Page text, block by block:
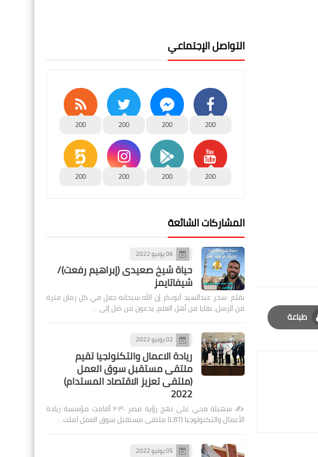
طباعة
Print
التواصل الإجتماعي
200
200
200
200
200
200
200
200
المشاركات الشائعة
06 يونيو 2022
حياة شيخ صعيدى (إبراهيم رفعت)/
شيفاتايمز
بقلم :سحر عبدالسيد أبوبكر إن الله سبحانه جعل في كل زمان فترة
من الرسل، بقايا من أهل العلم، يدعون من ضل إلى …
02 يونيو 2022
ريادة الاعمال والتكنولجيا تقيم
ملتقى مستقبل سوق العمل
(ملتقى تعزيز الاقتصاد المستدام)
2022
✍️ سهيلة محي على نهج رؤية مصر ٢٠٣٠ أقامت مؤسسة ريادة
الأعمال والتكنولوجيا (LBT) ملتقى مستقبل سوق العمل (ملت…
05 يوليو 2022